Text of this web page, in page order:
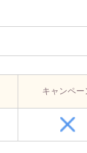
キャンペー